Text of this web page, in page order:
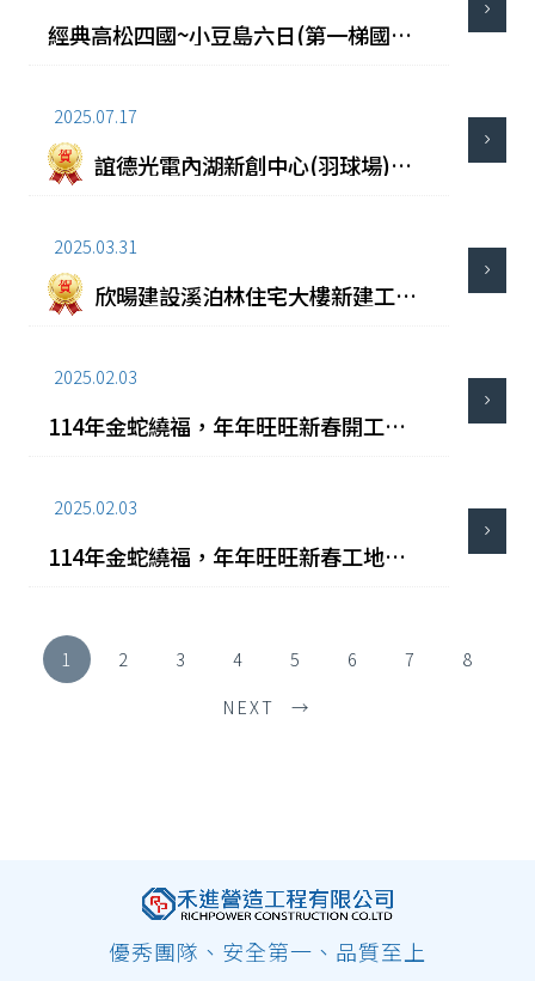
經典高松四國~小豆島六日(第一梯國外
2025.07.17
誼德光電內湖新創中心(羽球場)新
2025.03.31
欣暘建設溪泊林住宅大樓新建工程
2025.02.03
114年金蛇繞福，年年旺旺新春開工大
2025.02.03
114年金蛇繞福，年年旺旺新春工地開
1 2 3 4 5 6 7
8
NEXT →
優秀團隊、安全第一、品質至上